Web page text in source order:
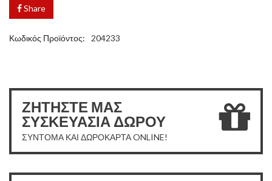
Share
Κωδικός Προϊόντος: 204233
ΖΗΤΗΣΤΕ ΜΑΣ
ΣΥΣΚΕΥΑΣΙΑ ΔΩΡΟΥ
ΣΥΝΤΟΜΑ ΚΑΙ ΔΩΡΟΚΑΡΤΑ ONLINE!